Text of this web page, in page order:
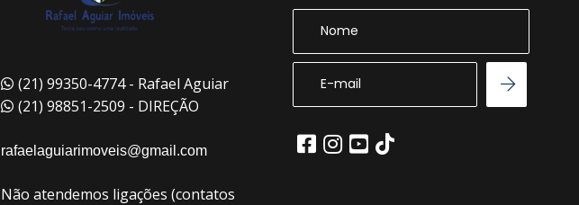
(21) 99350-4774 - Rafael Aguiar
(21) 98851-2509 - DIREÇÃO
rafaelaguiarimoveis@gmail.com
Não atendemos ligações (contatos